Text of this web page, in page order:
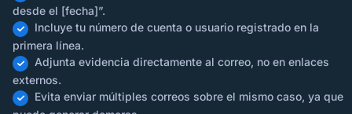
desde el [fecha]”.
Incluye tu número de cuenta o usuario registrado en la
primera línea.
Adjunta evidencia directamente al correo, no en enlaces
externos.
Evita enviar múltiples correos sobre el mismo caso, ya que